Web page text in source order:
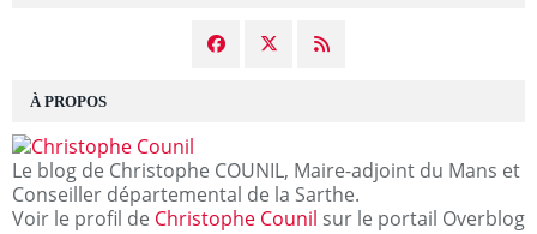
À PROPOS
Le blog de Christophe COUNIL, Maire-adjoint du Mans et
Conseiller départemental de la Sarthe.
Voir le profil de Christophe Counil sur le portail Overblog